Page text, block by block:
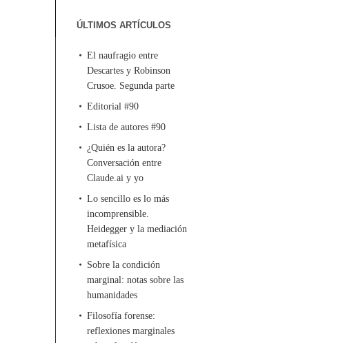
ÚLTIMOS ARTÍCULOS
El naufragio entre
Descartes y Robinson
Crusoe. Segunda parte
Editorial #90
Lista de autores #90
¿Quién es la autora?
Conversación entre
Claude.ai y yo
Lo sencillo es lo más
incomprensible.
Heidegger y la mediación
metafísica
Sobre la condición
marginal: notas sobre las
humanidades
Filosofía forense:
reflexiones marginales